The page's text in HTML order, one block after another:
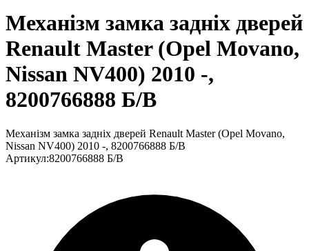
Механізм замка задніх дверей
Renault Master (Opel Movano,
Nissan NV400) 2010 -,
8200766888 Б/В
Механізм замка задніх дверей Renault Master (Opel Movano,
Nissan NV400) 2010 -, 8200766888 Б/В
Артикул:8200766888 Б/В